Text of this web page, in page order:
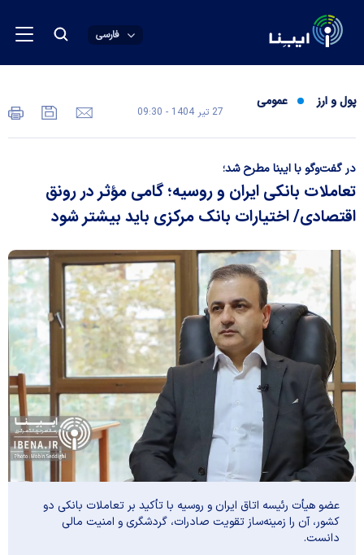
فارسی
پول و ارز عمومی
27 تير 1404 - 09:30
در گفت‌و‌گو با ایبنا مطرح شد؛
تعاملات بانکی ایران و روسیه؛ گامی مؤثر در رونق
اقتصادی/ اختیارات بانک مرکزی باید بیشتر شود
عضو هیأت رئیسه اتاق ایران و روسیه با تأکید بر تعاملات بانکی دو
کشور، آن را زمینه‌ساز تقویت صادرات، گردشگری و امنیت مالی
دانست.